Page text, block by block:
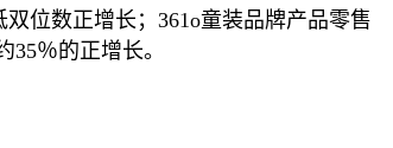
位数正增长；361o童装品牌产品零售
％的正增长。